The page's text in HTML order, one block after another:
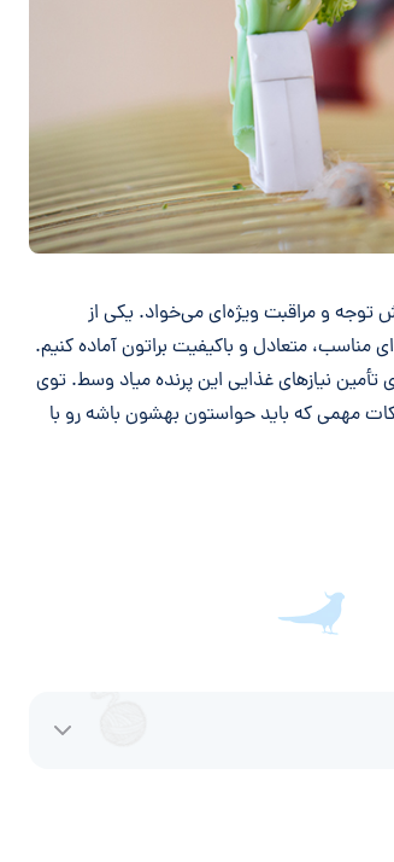
توجه و مراقبت ویژه‌ای می‌خواد. یکی از
متعادل و باکیفیت براتون آماده کنیم.
تأمین نیازهای غذایی این پرنده میاد وسط. توی
مهمی که باید حواستون بهشون باشه رو با